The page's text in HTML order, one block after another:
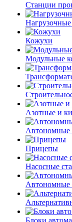
Станции
Кожухи
Модульные
Азотные и
Автономные
Прицепы
Насосные
Автономные
Блоки